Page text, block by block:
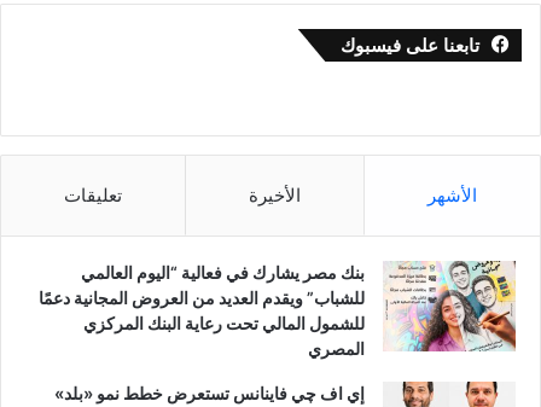
تابعنا على فيسبوك
الأشهر الأخيرة تعليقات
بنك مصر يشارك في فعالية “اليوم العالمي
للشباب” ويقدم العديد من العروض المجانية دعمًا
للشمول المالي تحت رعاية البنك المركزي
المصري
إي اف چي فاينانس تستعرض خطط نمو «بلد»